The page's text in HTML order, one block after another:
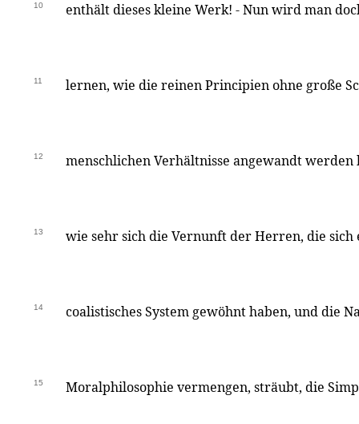
10 enthält dieses kleine Werk! - Nun wird man
11 lernen, wie die reinen Principien ohne große
12 menschlichen Verhältnisse angewandt werden
13 wie sehr sich die Vernunft der Herren, die sich
14 coalistisches System gewöhnt haben, und die
15 Moralphilosophie vermengen, sträubt, die